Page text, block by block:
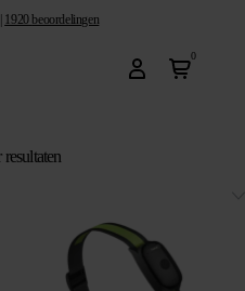
1920beoordelingen
0
resultaten